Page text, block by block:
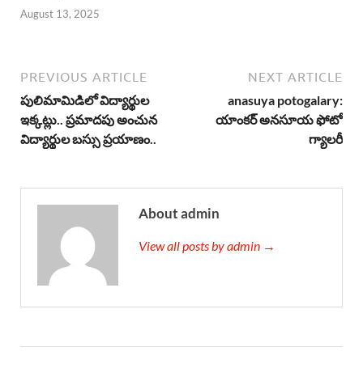
August 13, 2025
PREVIOUS ARTICLE
పులిమామిడిలో విద్యార్థుల
ఇక్కట్లు.. ప్రమాదపు అంచున
విద్యార్థుల బస్సు ప్రయాణం..
NEXT ARTICLE
anasuya potogalary:
యాంకర్ అనసూయ ఫోటో
గ్యాలరీ
About admin
View all posts by admin →